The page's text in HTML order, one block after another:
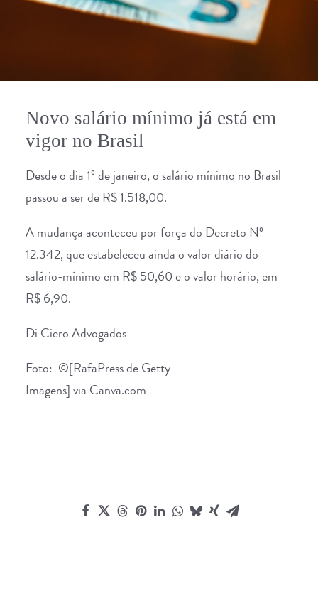
Novo salário mínimo já está em
vigor no Brasil
Desde o dia 1º de janeiro, o salário mínimo no Brasil
passou a ser de R$ 1.518,00.
A mudança aconteceu por força do Decreto Nº
12.342, que estabeleceu ainda o valor diário do
salário-mínimo em R$ 50,60 e o valor horário, em
R$ 6,90.
Di Ciero Advogados
Foto: ©[RafaPress de Getty
Imagens] via Canva.com